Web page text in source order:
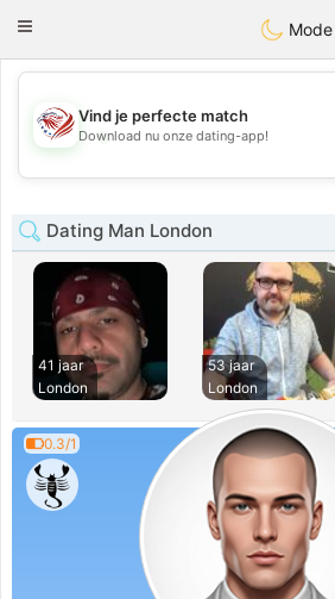
StatesDating
Toggle
Mode
💖
Vind je perfecte match
Download nu onze dating-app!
Dating Man London
41 jaar
London
53 jaar
London
0.3/1